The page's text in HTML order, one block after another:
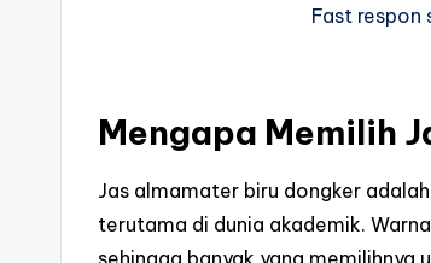
Fast respon
Mengapa Memilih
Jas almamater biru dongker
terutama di dunia akademik.
sehingga banyak yang memilihnya